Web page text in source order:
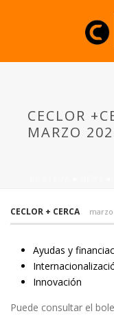
CECLOR
MARZO
CECLOR + CERCA marzo
Ayudas y
Innovación
Puede consultar el